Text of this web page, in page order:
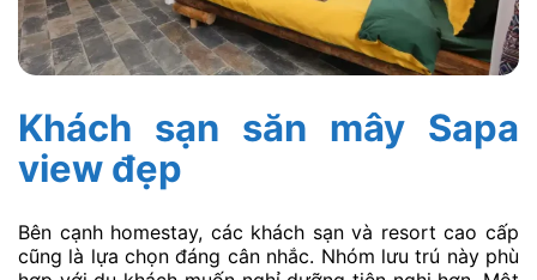
Khách sạn săn mây Sapa
view đẹp
Bên cạnh homestay, các khách sạn và resort cao cấp
cũng là lựa chọn đáng cân nhắc. Nhóm lưu trú này phù